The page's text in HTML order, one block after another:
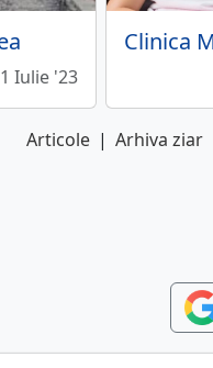
Iulie '23
Articole | Arhiva ziar